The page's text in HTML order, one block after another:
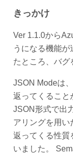
きっかけ
Ver 1.1.0から
うになる機能
たところ、バグ
JSON Modeは
返ってくること
JSON形式で出
アリングを用い
返ってくる性質
いました。